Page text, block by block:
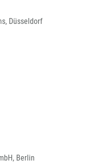
Düsseldorf
Berlin